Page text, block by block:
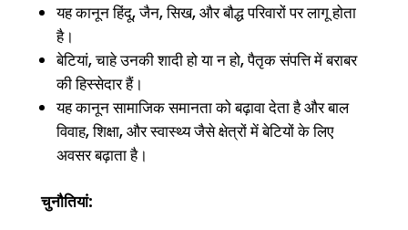
यह कानून हिंदू, जैन, सिख, और बौद्ध परिवारों पर लागू होता
है।
बेटियां, चाहे उनकी शादी हो या न हो, पैतृक संपत्ति में बराबर
की हिस्सेदार हैं।
यह कानून सामाजिक समानता को बढ़ावा देता है और बाल
विवाह, शिक्षा, और स्वास्थ्य जैसे क्षेत्रों में बेटियों के लिए
अवसर बढ़ाता है।
चुनौतियां: